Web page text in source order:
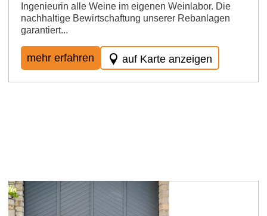
Ingenieurin alle Weine im eigenen Weinlabor. Die
nachhaltige Bewirtschaftung unserer Rebanlagen
garantiert...
mehr erfahren auf Karte anzeigen